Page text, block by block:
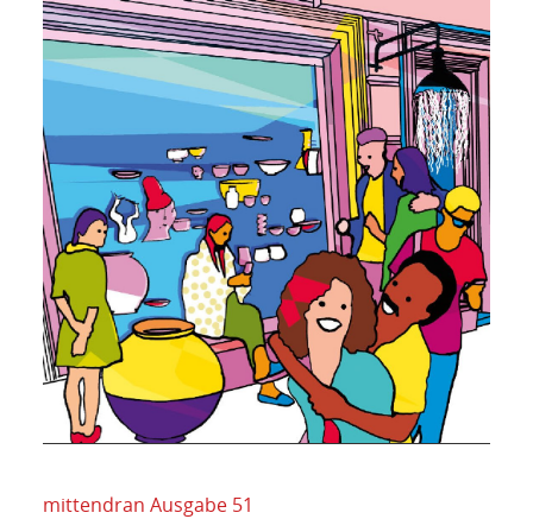
mittendran Ausgabe 51